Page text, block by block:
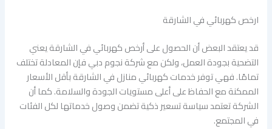
ارخص كهربائي في الشارقة
قد يعتقد البعض أن الحصول على أرخص كهربائي في الشارقة يعني
التضحية بجودة العمل، ولكن مع شركة نجوم دبي فإن المعادلة تختلف
تمامًا. فهي توفر خدمات كهربائي منازل في الشارقة بأقل الأسعار
الممكنة مع الحفاظ على أعلى مستويات الجودة والسلامة. كما أن
الشركة تعتمد سياسة تسعير ذكية تضمن وصول خدماتها لكل الفئات
في المجتمع.